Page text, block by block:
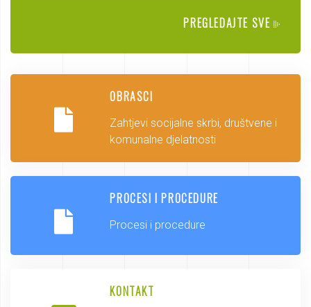
PREGLEDAJTE SVE
OBRASCI
Zahtjevi socijalne skrbi, društvene i
komunalne djelatnosti
PROCESI I PROCEDURE
Procesi i procedure
KONTAKT